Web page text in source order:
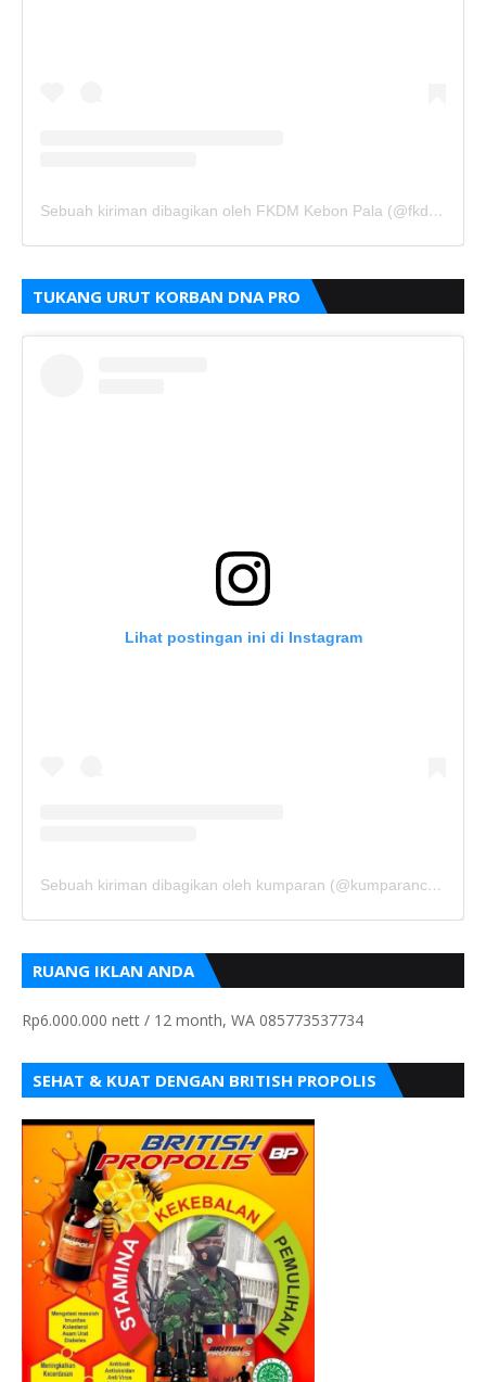
Sebuah kiriman dibagikan oleh FKDM Kebon Pala (@fkdm_kebonpala)
TUKANG URUT KORBAN DNA PRO
Lihat postingan ini di Instagram
Sebuah kiriman dibagikan oleh kumparan (@kumparancom)
RUANG IKLAN ANDA
Rp6.000.000 nett / 12 month, WA 085773537734
SEHAT & KUAT DENGAN BRITISH PROPOLIS